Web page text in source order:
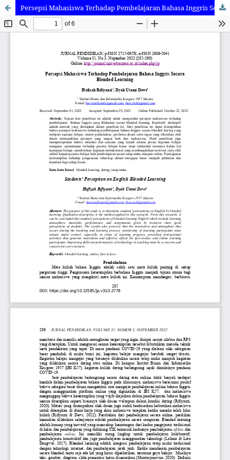
Persepsi Mahasiswa Terhadap Pembelajaran Bahasa Inggris Secara Blended Learning